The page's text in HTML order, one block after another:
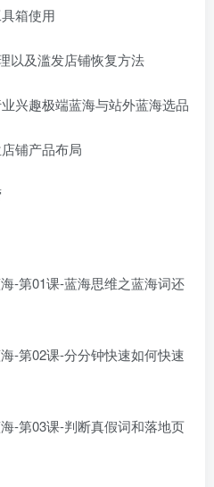
箱使用
以及滥发店铺恢复方法
兴趣极端蓝海与站外蓝海选品
铺产品布局
-第01课-蓝海思维之蓝海词还
-第02课-分分钟快速如何快速
-第03课-判断真假词和落地页